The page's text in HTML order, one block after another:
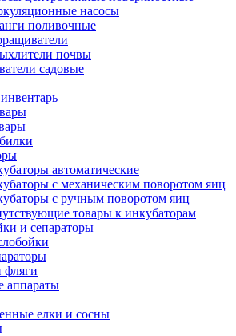
насосы
поливочные
почвы
садовые
автоматические
с механическим поворотом яиц
с ручным поворотом яиц
товары к инкубаторам
и сепараторы
аппараты
елки и сосны